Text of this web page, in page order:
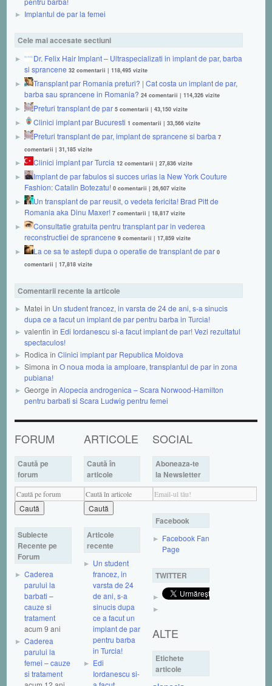
Implantul de par la femei
Cele mai accesate sectiuni
Dr. Felix Hair Implant – Ultraspecializati in implant de par, barba
si sprancene 32 comentarii | 118,495 vizite
Transplant par Romania preturi? | Cat costa un implant de par,
barba sau sprancene in Romania? 24 comentarii | 114,326 vizite
Preturi transplant de par 5 comentarii | 43,150 vizite
Clinici implant par Bucuresti 1 comentarii | 33,566 vizite
Preturi transplant de par, implant de sprancene si barba 7
comentarii | 31,185 vizite
Clinici implant par Turcia 12 comentarii | 27,836 vizite
Implant de par fabulos si succes urias la New York Couture
Fashion: Catalin Botezatu! 0 comentarii | 26,607 vizite
Un transplant de par reusit, o vedeta fericita! Brad Pitt de
Romania aka Dinu Maxer! 7 comentarii | 18,817 vizite
Consultatie gratuita pentru transplant par in vederea
reconstructiei de sprancene 9 comentarii | 17,859 vizite
La ce sa te astepti dupa o operatie de transplant de par 0
comentarii | 17,818 vizite
Comentarii recente la articole
Matei în Un student francez, in varsta de 24 de ani, s-a sinucis
dupa ce a facut un implant de par pentru barba in Turcia!
valentin în Edi Iordanescu si-a facut implant de par! Vezi rezultatul
spectaculos!
Rodica în Clinici implant par Republica Moldova
Simona în O noua moda ia amploare, transplantul de par in zona
pubiana!
George în Alopecia androgenica – Scara Norwood-Hamilton
pentru barbati si Scara Ludwig pentru femei
FORUM
Caută pe
forum
Subiecte
Recente pe
Forum
Caderea
parului la
barbati –
cauze si
tratament
acum 9 ani
Caderea
parului la
femei – cauze
si tratament
ARTICOLE
Caută în
articole
Articole
recente
Un student
francez, in
varsta de 24
de ani, s-a
sinucis dupa
ce a facut un
implant de par
pentru barba
in Turcia!
Edi
Iordanescu si-
SOCIAL
Aboneaza-te
la Newsletter
Facebook
Facebook Fan
Page
TWITTER
ALTE
Etichete
articole